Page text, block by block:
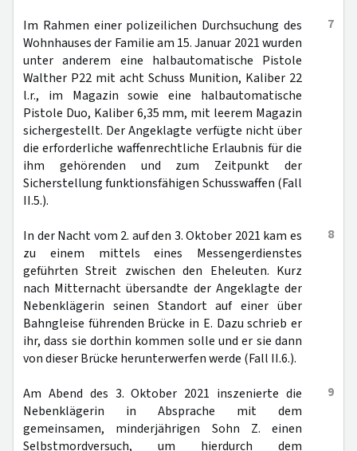
7
Im Rahmen einer polizeilichen Durchsuchung des
Wohnhauses der Familie am 15. Januar 2021 wurden
unter anderem eine halbautomatische Pistole
Walther P22 mit acht Schuss Munition, Kaliber 22
l.r., im Magazin sowie eine halbautomatische
Pistole Duo, Kaliber 6,35 mm, mit leerem Magazin
sichergestellt. Der Angeklagte verfügte nicht über
die erforderliche waffenrechtliche Erlaubnis für die
ihm gehörenden und zum Zeitpunkt der
Sicherstellung funktionsfähigen Schusswaffen (Fall
II.5.).
8
In der Nacht vom 2. auf den 3. Oktober 2021 kam es
zu einem mittels eines Messengerdienstes
geführten Streit zwischen den Eheleuten. Kurz
nach Mitternacht übersandte der Angeklagte der
Nebenklägerin seinen Standort auf einer über
Bahngleise führenden Brücke in E. Dazu schrieb er
ihr, dass sie dorthin kommen solle und er sie dann
von dieser Brücke herunterwerfen werde (Fall II.6.).
9
Am Abend des 3. Oktober 2021 inszenierte die
Nebenklägerin in Absprache mit dem
gemeinsamen, minderjährigen Sohn Z. einen
Selbstmordversuch, um hierdurch dem